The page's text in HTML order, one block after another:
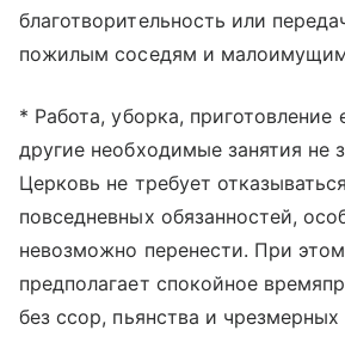
благотворительность или
пожилым соседям и
* Работа, уборка, приготовление
другие необходимые занятия не
Церковь не требует
повседневных обязанностей,
невозможно перенести. При
предполагает спокойное
без ссор, пьянства и чрезмерных